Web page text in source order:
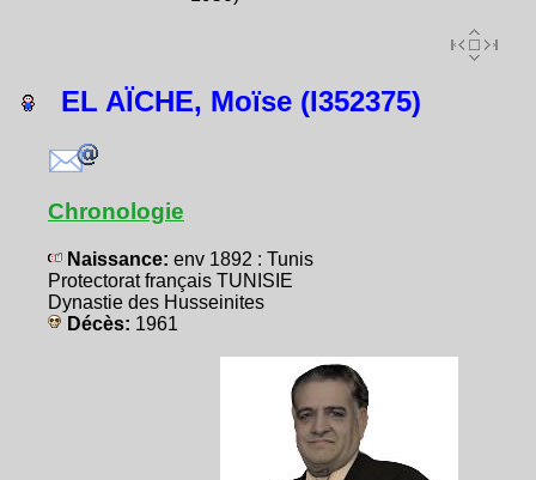
EL AÏCHE, Moïse (I352375)
Chronologie
Naissance: env 1892 : Tunis
Protectorat français TUNISIE
Dynastie des Husseinites
Décès: 1961